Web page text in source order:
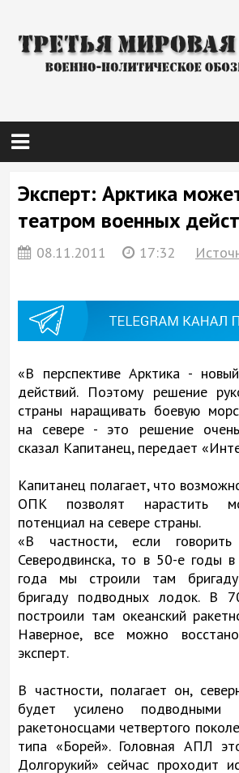
Эксперт: Арктика
театром военных
08.11.2011 17:32
«В перспективе Арктика -
действий. Поэтому решение
страны наращивать боевую
на севере - это решение
сказал Капитанец, передает
Капитанец полагает, что
ОПК позволят нарастить
потенциал на севере страны.
«В частности, если
Северодвинска, то в 50-е годы
года мы строили там
бригаду подводных лодок. В
построили там океанский
Наверное, все можно
эксперт.
В частности, полагает он,
будет усилено подводными
ракетоносцами четвертого
типа «Борей». Головная АПЛ
Долгорукий» сейчас проходит